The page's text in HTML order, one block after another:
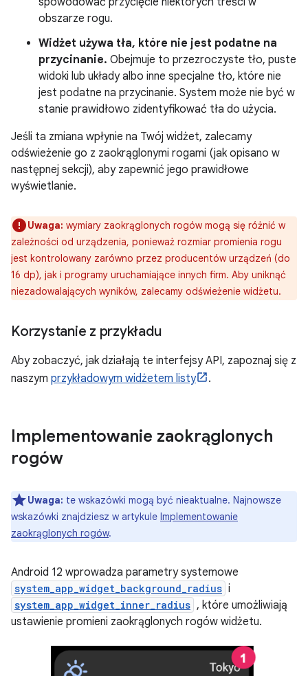
obszarze rogu.
Widżet używa tła, które nie jest podatne na
przycinanie. Obejmuje to przezroczyste tło, puste
widoki lub układy albo inne specjalne tło, które nie
jest podatne na przycinanie. System może nie być w
stanie prawidłowo zidentyfikować tła do użycia.
Jeśli ta zmiana wpłynie na Twój widżet, zalecamy
odświeżenie go z zaokrąglonymi rogami (jak opisano w
następnej sekcji), aby zapewnić jego prawidłowe
wyświetlanie.
Uwaga: wymiary zaokrąglonych rogów mogą się różnić w
zależności od urządzenia, ponieważ rozmiar promienia rogu
jest kontrolowany zarówno przez producentów urządzeń (do
16 dp), jak i programy uruchamiające innych firm. Aby uniknąć
niezadowalających wyników, zalecamy odświeżenie widżetu.
Korzystanie z przykładu
Aby zobaczyć, jak działają te interfejsy API, zapoznaj się z
naszym przykładowym widżetem listy .
Implementowanie zaokrąglonych
rogów
Uwaga: te wskazówki mogą być nieaktualne. Najnowsze
wskazówki znajdziesz w artykule Implementowanie
zaokrąglonych rogów.
Android 12 wprowadza parametry systemowe
system_app_widget_background_radius i
system_app_widget_inner_radius , które umożliwiają
ustawienie promieni zaokrąglonych rogów widżetu.